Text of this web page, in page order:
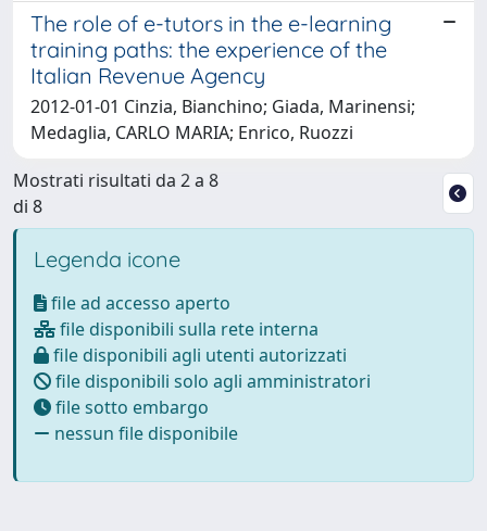
The role of e-tutors in the e-learning
training paths: the experience of the
Italian Revenue Agency
2012-01-01 Cinzia, Bianchino; Giada, Marinensi;
Medaglia, CARLO MARIA; Enrico, Ruozzi
Mostrati risultati da 2 a 8
di 8
Legenda icone
file ad accesso aperto
file disponibili sulla rete interna
file disponibili agli utenti autorizzati
file disponibili solo agli amministratori
file sotto embargo
nessun file disponibile